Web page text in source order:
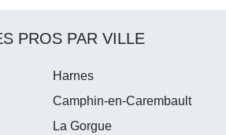
PROS PAR VILLE
Harnes
Camphin-en-Carembault
La Gorgue